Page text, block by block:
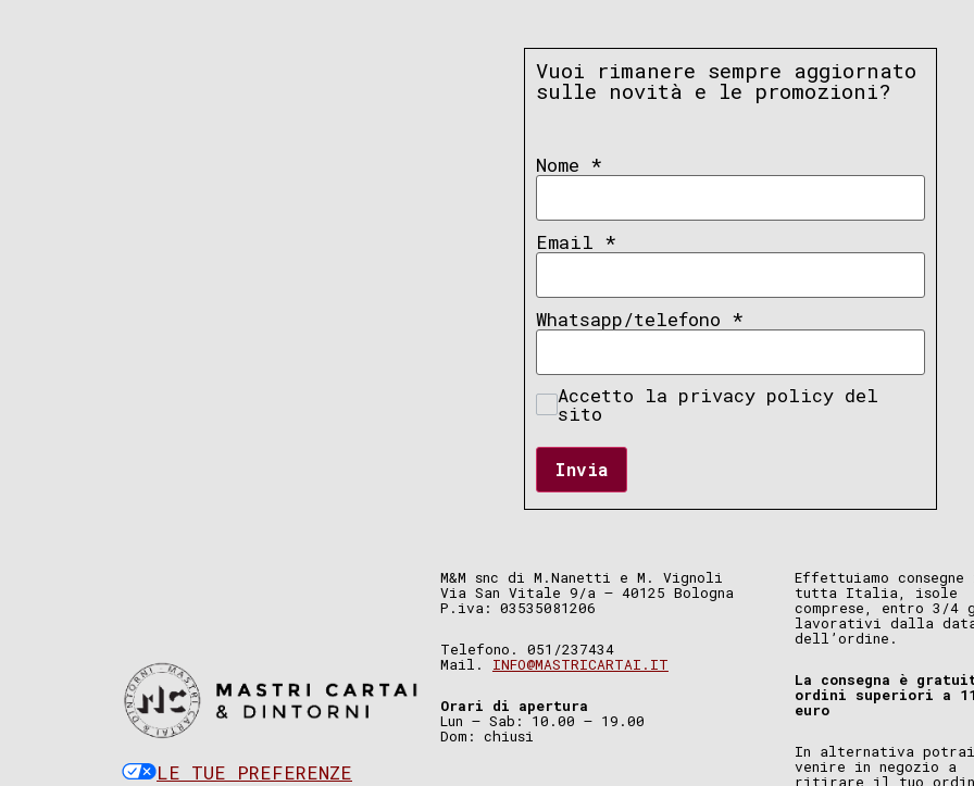
Vuoi rimanere sempre aggiornato
sulle novità e le promozioni?
Nome *
Email *
Whatsapp/telefono *
Accetto la privacy policy del
sito
Invia
LE TUE PREFERENZE
M&M snc di M.Nanetti e M. Vignoli
Via San Vitale 9/a – 40125 Bologna
P.iva: 03535081206
Telefono. 051/237434
Mail. INFO@MASTRICARTAI.IT
Orari di apertura
Lun – Sab: 10.00 – 19.00
Dom: chiusi
Effettuiamo consegne
tutta Italia, isole
comprese, entro 3/4
lavorativi dalla
dell’ordine.
La consegna è
ordini superiori a
euro
In alternativa potrai
venire in negozio a
ritirare il tuo